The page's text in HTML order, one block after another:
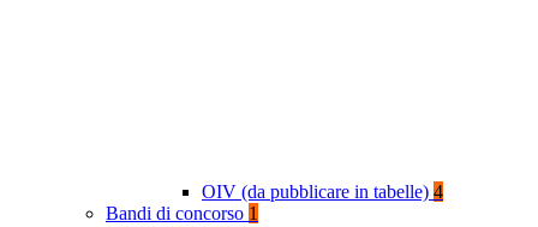
OIV (da pubblicare in tabelle) 4
Bandi di concorso 1